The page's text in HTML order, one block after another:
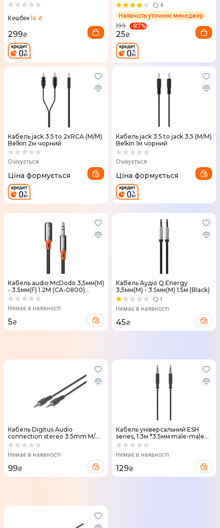
Кешбек14 ₴
299₴
4
Наявність уточнює менеджер
199 -87%
25₴
Кабель jack 3.5 to 2xRCA (M/M)
Belkin 2м чорний
Очікується
Ціна формується
Кабель jack 3.5 to jack 3.5 (M/M)
Belkin 1м чорний
Очікується
Ціна формується
Кабель audio McDodo 3,5мм(M)
- 3.5мм(F) 1.2M (CA-0800)
чорний
Немає в наявності
5₴
Кабель Аудiо Q.Energy
3,5мм(M) - 3.5мм(M) 1.5м (Black)
1
Немає в наявності
45₴
Кабель Digitus Audio
connection stereo 3.5mm M/M
2.5м чорний
Немає в наявності
99₴
Кабель універсальний ESH
series, 1.3м *3.5мм male-male
(ACC411) Black
Немає в наявності
129₴